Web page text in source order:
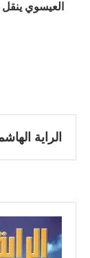
العيسوي
الراية